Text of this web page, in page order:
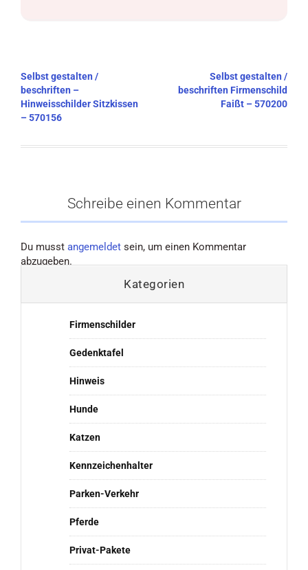
Beitragsnavigation
Selbst gestalten /
beschriften –
Hinweisschilder Sitzkissen
– 570156
Selbst gestalten /
beschriften Firmenschild
Faißt – 570200
Schreibe einen Kommentar
Du musst angemeldet sein, um einen Kommentar
abzugeben.
Kategorien
Firmenschilder
Gedenktafel
Hinweis
Hunde
Katzen
Kennzeichenhalter
Parken-Verkehr
Pferde
Privat-Pakete